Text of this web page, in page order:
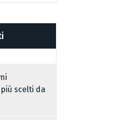
scelti da